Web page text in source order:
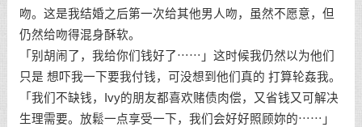
吻。这是我结婚之后第一次给其他男人吻，虽然不愿意，但
仍然给吻得混身酥软。
「别胡闹了，我给你们钱好了⋯⋯」这时候我仍然以为他们
只是 想吓我一下要我付钱，可没想到他们真的 打算轮姦我。
「我们不缺钱，Ivy的朋友都喜欢赌债肉偿，又省钱又可解决
生理需要。放鬆一点享受一下，我们会好好照顾妳的⋯⋯」